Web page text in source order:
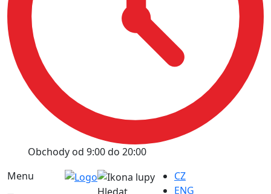
Obchody od 9:00 do 20:00
Menu
CZ
ENG